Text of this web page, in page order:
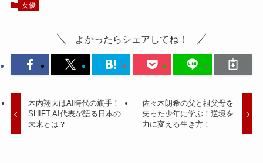
女優
よかったらシェアしてね！
木内翔大はAI時代の旗手！
SHIFT AI代表が語る日本の
未来とは？
佐々木朗希の父と祖父母を
失った少年に学ぶ！逆境を
力に変える生き方！